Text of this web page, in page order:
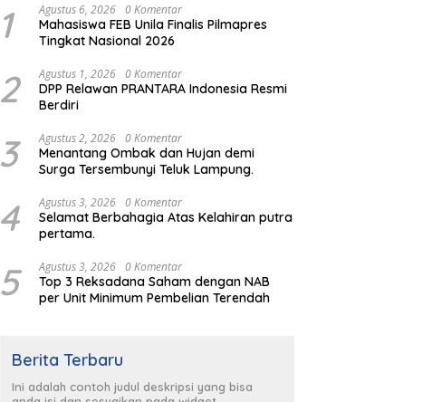
1 Agustus 6, 2026 0 Komentar
Mahasiswa FEB Unila Finalis Pilmapres
Tingkat Nasional 2026
2 Agustus 1, 2026 0 Komentar
DPP Relawan PRANTARA Indonesia Resmi
Berdiri
3 Agustus 2, 2026 0 Komentar
Menantang Ombak dan Hujan demi
Surga Tersembunyi Teluk Lampung.
4 Agustus 3, 2026 0 Komentar
Selamat Berbahagia Atas Kelahiran putra
pertama.
5 Agustus 3, 2026 0 Komentar
Top 3 Reksadana Saham dengan NAB
per Unit Minimum Pembelian Terendah
Berita Terbaru
Ini adalah contoh judul deskripsi yang bisa